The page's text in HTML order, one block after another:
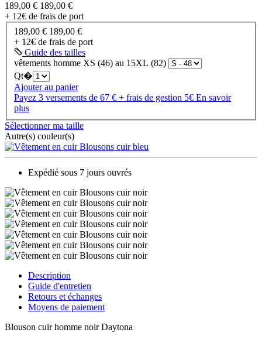
189,00 € 189,00 €
+ 12€ de frais de port
189,00 € 189,00 €
+ 12€ de frais de port
Guide des tailles
vêtements homme XS (46) au 15XL (82)
Qt�
Ajouter au panier
Payez 3 versements de 67 € + frais de gestion 5€ En savoir
plus
Sélectionner ma taille
Autre(s) couleur(s)
Expédié sous 7 jours ouvrés
Description
Guide d'entretien
Retours et échanges
Moyens de paiement
Blouson cuir homme noir Daytona